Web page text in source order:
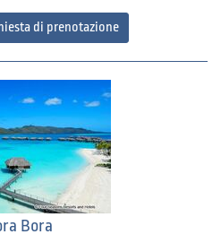
di prenotazione
Bora